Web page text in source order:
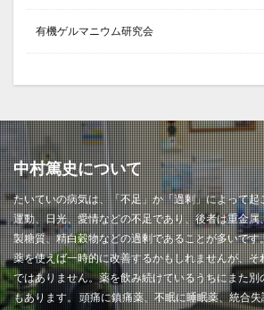
有機ゲルマニウム研究会
中村篤史について
たいていの病気は、「不足」か「過剰」によって起
運動、日光、愛情などの不足であり、後者は重金
製糖質、精白穀物などの過剰であることが多いです
薬を使えば一時的に改善するかもしれませんが、
ではありません。薬を飲み続けているうちにまた別
もあります。 頭痛に鎮痛薬、不眠に睡眠薬、統合